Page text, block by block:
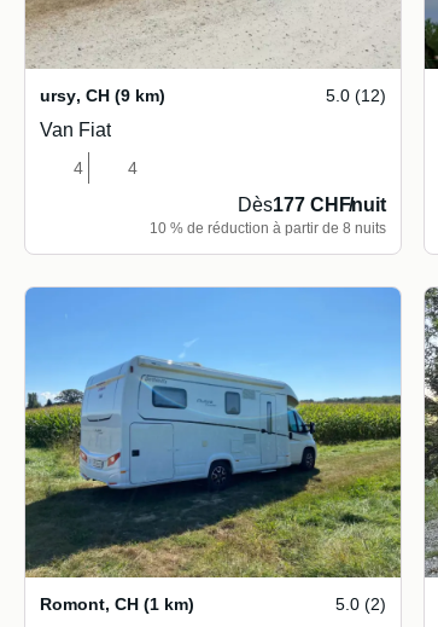
ursy, CH (9 km) 5.0 (12)
Van Fiat
4 4
Dès177 CHF/nuit
10 % de réduction à partir de 8 nuits
Romont, CH (1 km) 5.0 (2)